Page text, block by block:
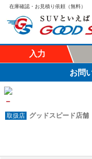
在庫確認・お見積り依頼（無料）
入力
お問
－
グッドスピード店舗